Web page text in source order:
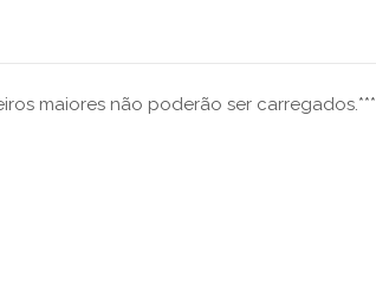
maiores não poderão ser carregados.***